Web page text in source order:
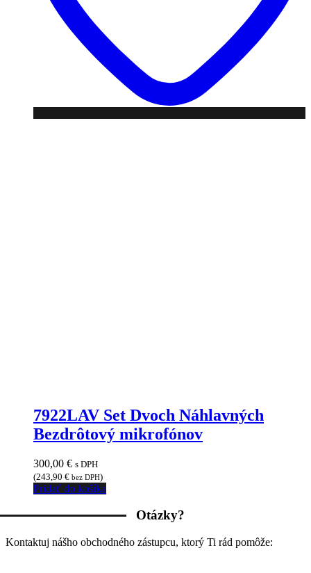
7922LAV Set Dvoch Náhlavných
Bezdrôtový mikrofónov
300,00 € s DPH
(243,90 € bez DPH)
Pridať do košíka
Otázky?
Kontaktuj nášho obchodného zástupcu, ktorý Ti rád pomôže: